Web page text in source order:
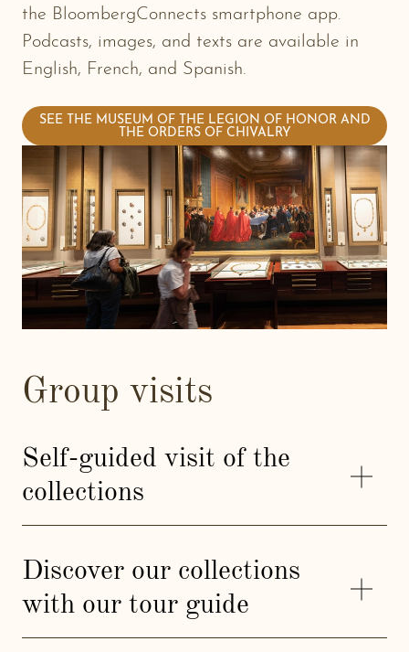
the BloombergConnects smartphone app.
Podcasts, images, and texts are available in
English, French, and Spanish.
SEE THE MUSEUM OF THE LEGION OF HONOR AND
THE ORDERS OF CHIVALRY
Group visits
Self-guided visit of the
collections
Discover our collections
with our tour guide